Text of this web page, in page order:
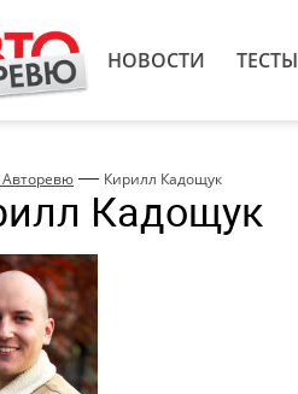
НОВОСТИ ТЕСТЫ
— Кирилл Кадощук
Кадощук